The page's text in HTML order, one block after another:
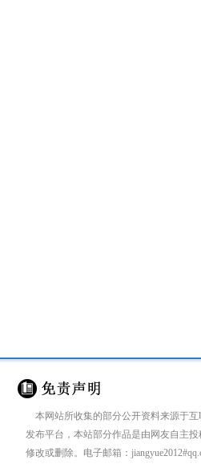
本网站所收集的部分公开资料来源于
发布平台，本站部分作品是由网友自主
修改或删除。电子邮箱：